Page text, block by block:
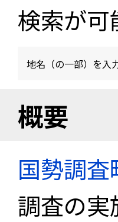
検索が可
地名（の一部）を入
概要
国勢調
調査の